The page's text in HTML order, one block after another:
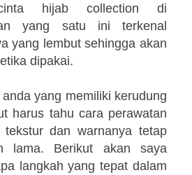
hijab collection di
yang satu ini terkenal
yang lembut sehingga akan
dipakai.
yang memiliki kerudung
harus tahu cara perawatan
dan warnanya tetap
lama. Berikut akan saya
langkah yang tepat dalam